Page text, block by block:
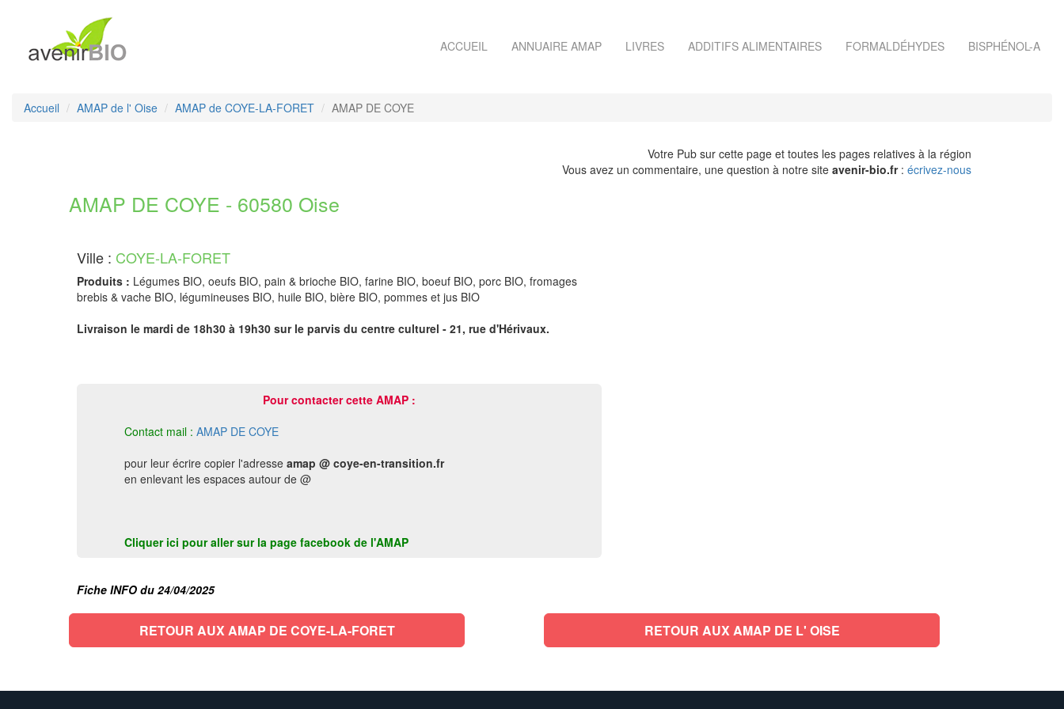
ACCUEIL ANNUAIRE AMAP LIVRES ADDITIFS ALIMENTAIRES FORMALDÉHYDES BISPHÉNOL-A
Accueil AMAP de l' Oise AMAP de COYE-LA-FORET AMAP DE COYE
Votre Pub sur cette page et toutes les pages relatives à la région
Vous avez un commentaire, une question à notre site avenir-bio.fr: écrivez-nous
AMAP DE COYE - 60580 Oise
Ville : COYE-LA-FORET
Produits : Légumes BIO, oeufs BIO, pain & brioche BIO, farine BIO, boeuf BIO, porc BIO, fromages
brebis & vache BIO, légumineuses BIO, huile BIO, bière BIO, pommes et jus BIO
Livraison le mardi de 18h30 à 19h30 sur le parvis du centre culturel - 21, rue d'Hérivaux.
Pour contacter cette AMAP :
Contact mail : AMAP DE COYE
pour leur écrire copier l'adresse amap @ coye-en-transition.fr
en enlevant les espaces autour de @
Cliquer ici pour aller sur la page facebook de l'AMAP
Fiche INFO du 24/04/2025
RETOUR AUX AMAP DE COYE-LA-FORET RETOUR AUX AMAP DE L' OISE